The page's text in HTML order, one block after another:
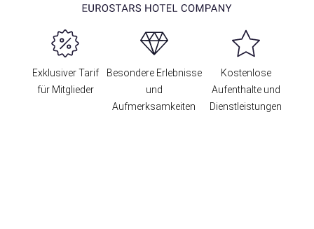
Exklusiver Tarif
für Mitglieder
Besondere Erlebnisse
und
Aufmerksamkeiten
Kostenlose
Aufenthalte und
Dienstleistungen